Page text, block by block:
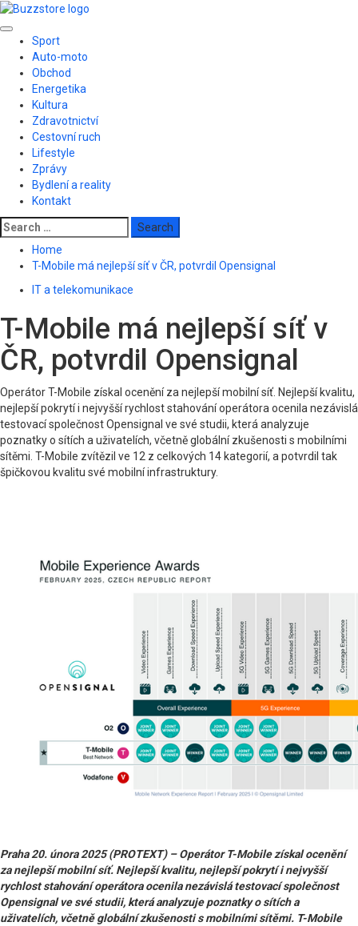
Skip
content
Primary
Menu
Sport
Auto-moto
Obchod
Energetika
Kultura
Zdravotnictví
Cestovní ruch
Lifestyle
Zprávy
Bydlení a reality
Kontakt
Search
for:
Home
T-Mobile má nejlepší síť v ČR, potvrdil Opensignal
IT a telekomunikace
T-Mobile má nejlepší síť v
ČR, potvrdil Opensignal
Operátor T-Mobile získal ocenění za nejlepší mobilní síť. Nejlepší kvalitu,
nejlepší pokrytí i nejvyšší rychlost stahování operátora ocenila nezávislá
testovací společnost Opensignal ve své studii, která analyzuje
poznatky o sítích a uživatelích, včetně globální zkušenosti s mobilními
sítěmi. T-Mobile zvítězil ve 12 z celkových 14 kategorií, a potvrdil tak
špičkovou kvalitu své mobilní infrastruktury.
Praha 20. února 2025 (PROTEXT) – Operátor T-Mobile získal ocenění
za nejlepší mobilní síť. Nejlepší kvalitu, nejlepší pokrytí i nejvyšší
rychlost stahování operátora ocenila nezávislá testovací společnost
Opensignal ve své studii, která analyzuje poznatky o sítích a
uživatelích, včetně globální zkušenosti s mobilními sítěmi. T-Mobile